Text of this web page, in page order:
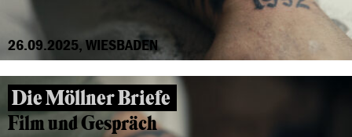
26.09.2025, WIESBADEN
Die Möllner Briefe
Film und Gespräch